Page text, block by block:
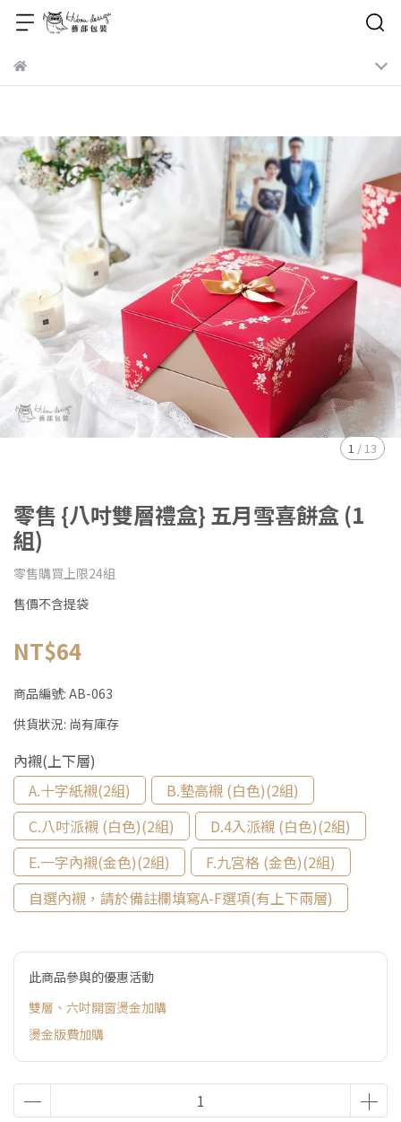
1 / 13
零售 {八吋雙層禮盒} 五月雪喜餅盒 (1
組)
零售購買上限24組
售價不含提袋
NT$64
商品編號: AB-063
供貨狀況: 尚有庫存
內襯(上下層)
A.十字紙襯(2組)
B.墊高襯 (白色)(2組)
C.八吋派襯 (白色)(2組)
D.4入派襯 (白色)(2組)
E.一字內襯(金色)(2組)
F.九宮格 (金色)(2組)
自選內襯，請於備註欄填寫A-F選項(有上下兩層)
此商品參與的優惠活動
雙層、六吋開窗燙金加購
燙金版費加購